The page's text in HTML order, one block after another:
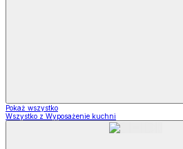
Pokaż wszystko
Wszystko z Wyposażenie kuchni